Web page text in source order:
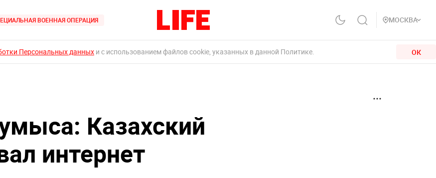
ВОЕННАЯ ОПЕРАЦИЯ МОСКВА
Персональных данных и с использованием файлов cookie, указанных в данной Политике. ОК
Казахский
интернет